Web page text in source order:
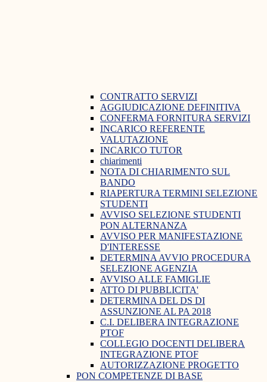
CONTRATTO SERVIZI
AGGIUDICAZIONE DEFINITIVA
CONFERMA FORNITURA SERVIZI
INCARICO REFERENTE
VALUTAZIONE
INCARICO TUTOR
chiarimenti
NOTA DI CHIARIMENTO SUL
BANDO
RIAPERTURA TERMINI SELEZIONE
STUDENTI
AVVISO SELEZIONE STUDENTI
PON ALTERNANZA
AVVISO PER MANIFESTAZIONE
D'INTERESSE
DETERMINA AVVIO PROCEDURA
SELEZIONE AGENZIA
AVVISO ALLE FAMIGLIE
ATTO DI PUBBLICITA'
DETERMINA DEL DS DI
ASSUNZIONE AL PA 2018
C.I. DELIBERA INTEGRAZIONE
PTOF
COLLEGIO DOCENTI DELIBERA
INTEGRAZIONE PTOF
AUTORIZZAZIONE PROGETTO
PON COMPETENZE DI BASE